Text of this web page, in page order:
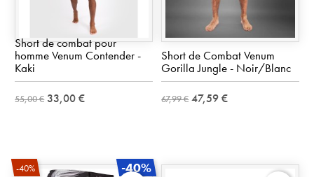
Short de combat pour
homme Venum Contender -
Kaki
55,00 € 33,00 €
Short de Combat Venum
Gorilla Jungle - Noir/Blanc
67,99 € 47,59 €
-40% -40%